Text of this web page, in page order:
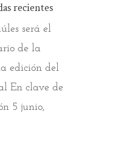
recientes
será el
de la
edición del
En clave de
5 junio,